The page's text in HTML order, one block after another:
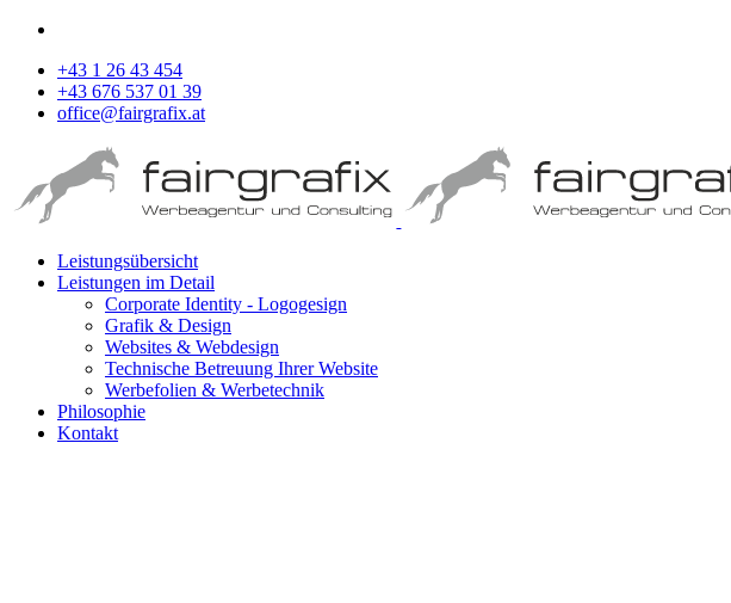
+43 1 26 43 454
+43 676 537 01 39
office@fairgrafix.at
Leistungsübersicht
Leistungen im Detail
Corporate Identity - Logogesign
Grafik & Design
Websites & Webdesign
Technische Betreuung Ihrer Website
Werbefolien & Werbetechnik
Philosophie
Kontakt